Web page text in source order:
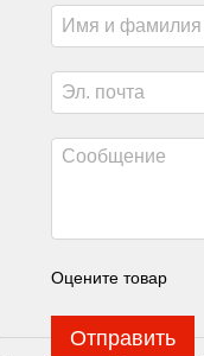
Оцените товар
Отправить